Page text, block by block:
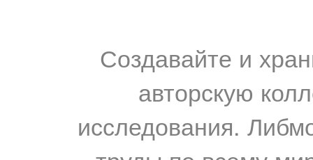
Создавайте и
авторскую
исследования.